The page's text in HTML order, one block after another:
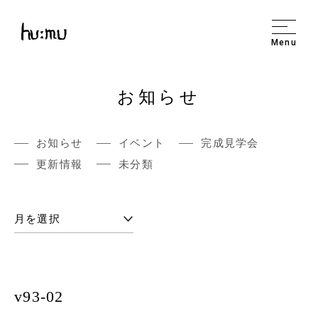
Menu
お知らせ
お知らせ イベント
完成見学会
更新情報
未分類
v93-02